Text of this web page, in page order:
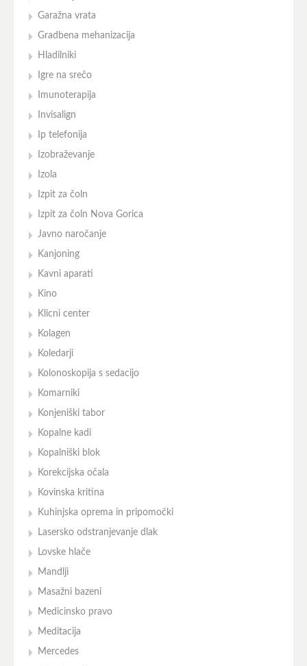
Garažna vrata
Gradbena mehanizacija
Hladilniki
Igre na srečo
Imunoterapija
Invisalign
Ip telefonija
Izobraževanje
Izola
Izpit za čoln
Izpit za čoln Nova Gorica
Javno naročanje
Kanjoning
Kavni aparati
Kino
Klicni center
Kolagen
Koledarji
Kolonoskopija s sedacijo
Komarniki
Konjeniški tabor
Kopalne kadi
Kopalniški blok
Korekcijska očala
Kovinska kritina
Kuhinjska oprema in pripomočki
Lasersko odstranjevanje dlak
Lovske hlače
Mandlji
Masažni bazeni
Medicinsko pravo
Meditacija
Mercedes